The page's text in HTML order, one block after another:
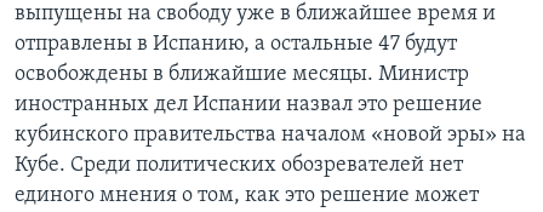
АМЕРИКА. БОЛЬШОЕ ПУТЕШЕСТВИЕ
ПОДПИСКА НА НОВОСТИ
Learning English
СОЦИАЛЬНЫЕ СЕТИ
выпущены на свободу уже в ближайшее время и
отправлены в Испанию, а остальные 47 будут
освобождены в ближайшие месяцы. Министр
иностранных дел Испании назвал это решение
кубинского правительства началом «новой эры» на
Кубе. Среди политических обозревателей нет
единого мнения о том, как это решение может